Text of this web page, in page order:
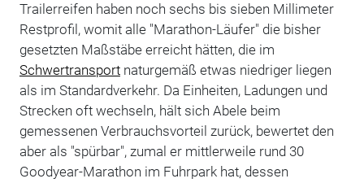
Trailerreifen haben noch sechs bis sieben Millimeter
Restprofil, womit alle "Marathon-Läufer" die bisher
gesetzten Maßstäbe erreicht hätten, die im
Schwertransportnaturgemäß etwas niedriger liegen
als im Standardverkehr. Da Einheiten, Ladungen und
Strecken oft wechseln, hält sich Abele beim
gemessenen Verbrauchsvorteil zurück, bewertet den
aber als "spürbar", zumal er mittlerweile rund 30
Goodyear-Marathon im Fuhrpark hat, dessen